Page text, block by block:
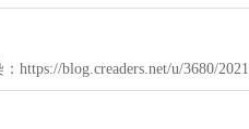
blog.creaders.net/u/3680/